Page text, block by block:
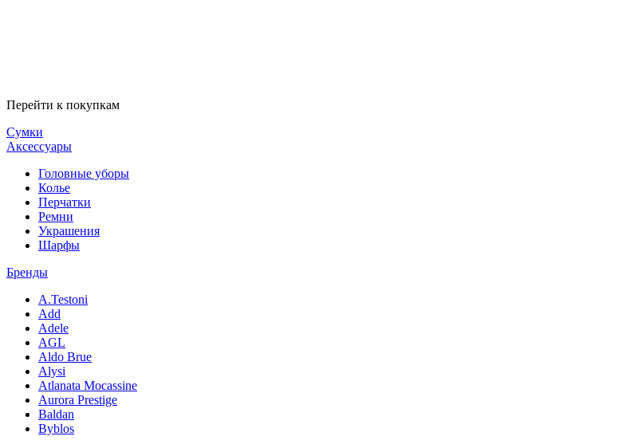
Перейти к покупкам
Сумки
Аксессуары
Головные уборы
Колье
Перчатки
Ремни
Украшения
Шарфы
Бренды
A.Testoni
Add
Adele
AGL
Aldo Brue
Alysi
Atlanata Mocassine
Aurora Prestige
Baldan
Byblos